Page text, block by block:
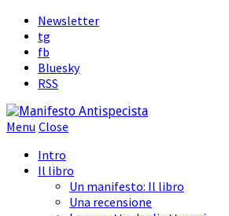
Newsletter
tg
fb
Bluesky
RSS
Menu Close
Intro
Il libro
Un manifesto: Il libro
Una recensione